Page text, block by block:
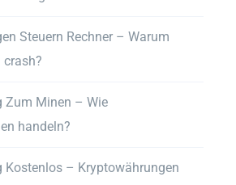
Steuern Rechner – Warum
Zum Minen – Wie
handeln?
Kostenlos – Kryptowährungen